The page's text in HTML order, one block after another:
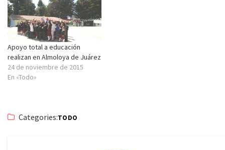
Apoyo total a educación
realizan en Almoloya de Juárez
24 de noviembre de 2015
En «Todo»
Categories:TODO